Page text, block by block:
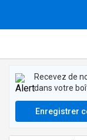
Recevez de
dans votre
Enregistrer